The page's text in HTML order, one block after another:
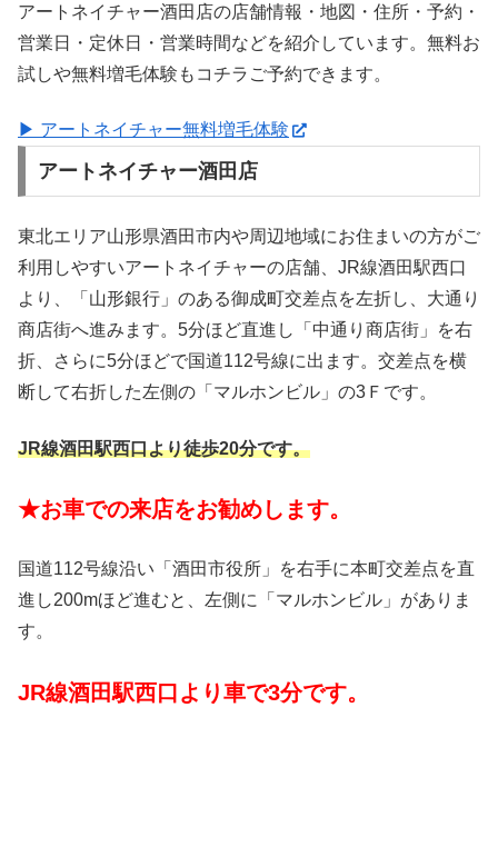
アートネイチャー酒田店の店舗情報・地図・住所・予約・
営業日・定休日・営業時間などを紹介しています。無料お
試しや無料増毛体験もコチラご予約できます。
▶ アートネイチャー無料増毛体験
アートネイチャー酒田店
東北エリア山形県酒田市内や周辺地域にお住まいの方がご
利用しやすいアートネイチャーの店舗、JR線酒田駅西口
より、「山形銀行」のある御成町交差点を左折し、大通り
商店街へ進みます。5分ほど直進し「中通り商店街」を右
折、さらに5分ほどで国道112号線に出ます。交差点を横
断して右折した左側の「マルホンビル」の3Ｆです。
JR線酒田駅西口より徒歩20分です。
★お車での来店をお勧めします。
国道112号線沿い「酒田市役所」を右手に本町交差点を直
進し200mほど進むと、左側に「マルホンビル」がありま
す。
JR線酒田駅西口より車で3分です。